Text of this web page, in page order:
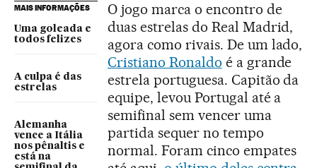
MAIS INFORMAÇÕES
Uma goleada e
todos felizes
A culpa é das
estrelas
Alemanha
vence a Itália
nos pênaltis e
está na
O jogo marca o encontro de
duas estrelas do Real Madrid,
agora como rivais. De um lado,
Cristiano Ronaldo é a grande
estrela portuguesa. Capitão da
equipe, levou Portugal até a
semifinal sem vencer uma
partida sequer no tempo
normal. Foram cinco empates